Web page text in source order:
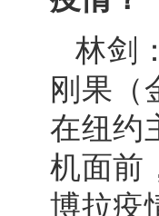
林剑
刚果（
在纽约
机面前
博拉疫